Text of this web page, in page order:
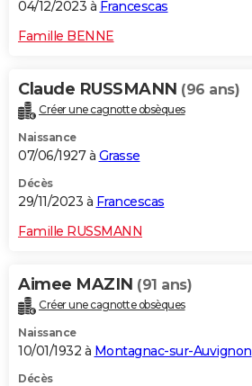
04/12/2023 à Francescas
Famille BENNE
Claude RUSSMANN (96 ans)
Créer une cagnotte obsèques
Naissance
07/06/1927 à Grasse
Décès
29/11/2023 à Francescas
Famille RUSSMANN
Aimee MAZIN (91 ans)
Créer une cagnotte obsèques
Naissance
10/01/1932 à Montagnac-sur-Auvignon
Décès